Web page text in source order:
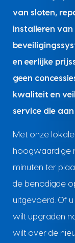
van sloten,
installeren
en eerlijke
geen
kwaliteit en
service die
Met onze
hoogwaardige
minuten ter
de benodigde
uitgevoerd. Of
wilt upgraden
wilt over de